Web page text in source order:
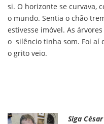
si. O horizonte se curvava,
o mundo. Sentia o chão
estivesse imóvel. As
o silêncio tinha som. Foi aí
o grito veio.
Siga